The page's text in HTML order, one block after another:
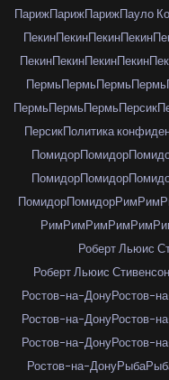
ПарижПарижПарижПауло
ПекинПекинПекинПекин
ПекинПекинПекинПекин
ПермьПермьПермьПермь
ПермьПермьПермьПерсик
ПерсикПолитика
ПомидорПомидор
ПомидорПомидор
ПомидорПомидорРимРим
РимРимРимРимРим
Роберт Льюис
Роберт Льюис
Ростов-на-ДонуРостов-
Ростов-на-ДонуРостов-
Ростов-на-ДонуРостов-
Ростов-на-ДонуРыба